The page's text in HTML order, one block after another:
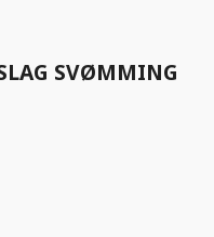
SVØMMING